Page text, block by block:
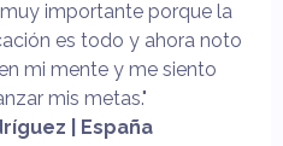
importante porque la
es todo y ahora noto
mi mente y me siento
mis metas."
| España